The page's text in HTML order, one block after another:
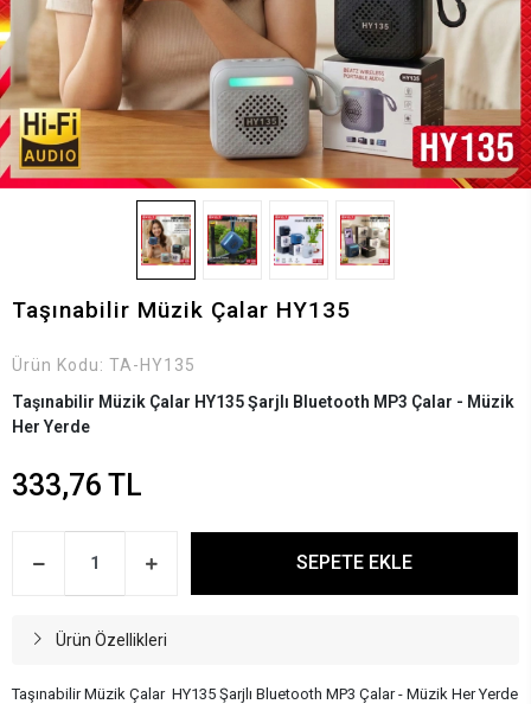
Taşınabilir Müzik Çalar HY135
Ürün Kodu: TA-HY135
Taşınabilir Müzik Çalar HY135 Şarjlı Bluetooth MP3 Çalar - Müzik
Her Yerde
333,76 TL
SEPETE EKLE
Ürün Özellikleri
Taşınabilir Müzik Çalar HY135 Şarjlı Bluetooth MP3 Çalar - Müzik Her Yerde